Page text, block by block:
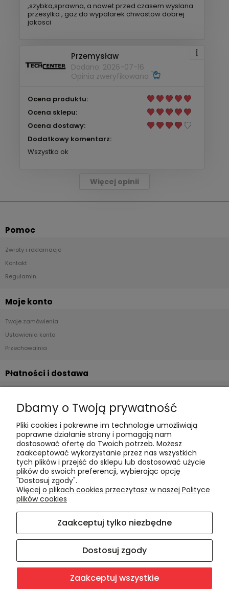
,szybka,sprawna, a nawet przed czasem wyslana
przesylka , gaz do wypalarek chwastow dobrej
jakosci
Przemysław
Dodano: 2026-07-16
Opinia zweryfikowana
Ocena produktu:
Ocena sklepu:
Ocena dostawy:
Dodatkowy komentarz:
Wszystko ok
Więcej opinii
Pomoc
Zwroty i reklamacje
Kontakt
Regulamin
Moje konto
Twoje zamówienia
Ustawienia konta
Przechowalnia
Płatności i dostawa
Czas realizacji i koszty dostawy
Informacje
Polityka cookies
Polityka prywatności
Blog
O nas
Kontakt i dane firmy
O firmie
Dbamy o Twoją prywatność
Pliki cookies i pokrewne im technologie umożliwiają
poprawne działanie strony i pomagają nam
dostosować ofertę do Twoich potrzeb. Możesz
zaakceptować wykorzystanie przez nas wszystkich
tych plików i przejść do sklepu lub dostosować użycie
plików do swoich preferencji, wybierając opcję
"Dostosuj zgody".
Więcej o plikach cookies przeczytasz w naszej Polityce
plików cookies
Zaakceptuj tylko niezbędne
Dostosuj zgody
Zaakceptuj wszystkie